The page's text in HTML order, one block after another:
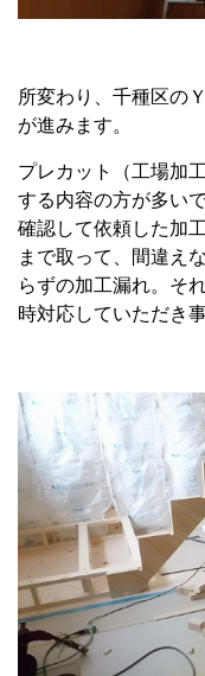
所変わり、千種区の
が進みます。
プレカット（工場加
する内容の方が多い
確認して依頼した加
まで取って、間違え
らずの加工漏れ。そ
時対応していただき